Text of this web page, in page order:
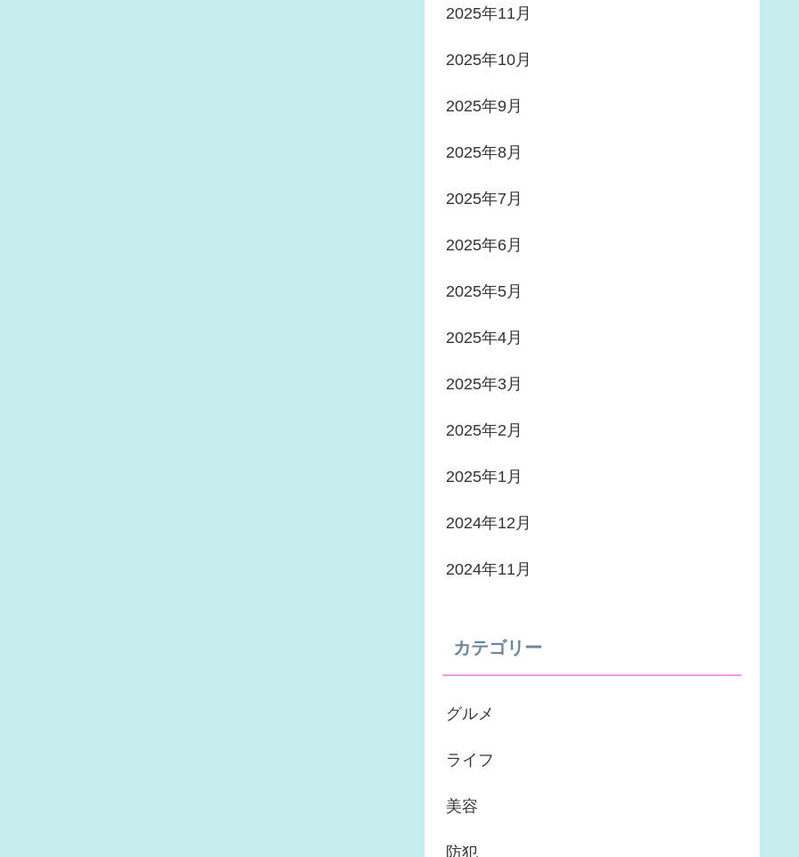
2025年11月
2025年10月
2025年9月
2025年8月
2025年7月
2025年6月
2025年5月
2025年4月
2025年3月
2025年2月
2025年1月
2024年12月
2024年11月
カテゴリー
グルメ
ライフ
美容
防犯